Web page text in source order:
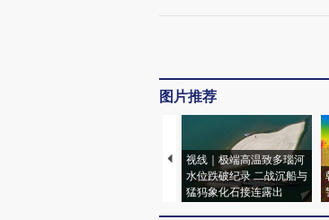
图片推荐
视线｜极端高温致多瑙河
水位跌破纪录 二战沉船与
猛犸象化石接连露出